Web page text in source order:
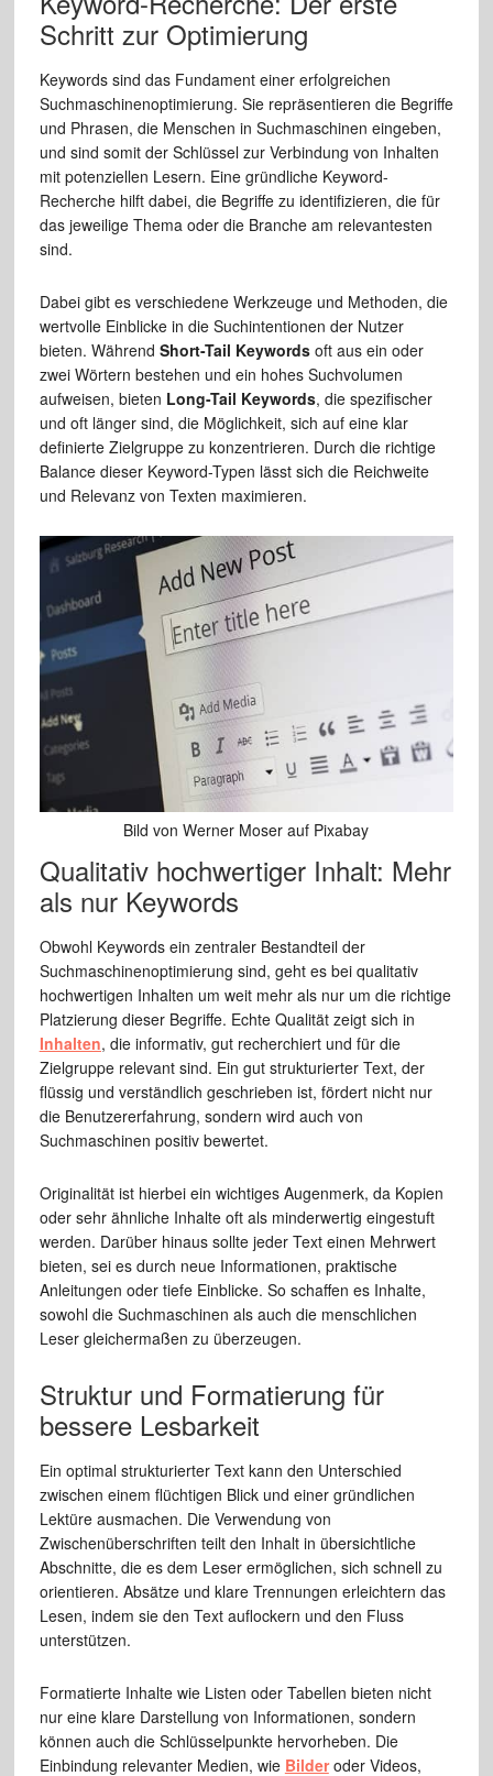
Schritt zur Optimierung
Keywords sind das Fundament einer erfolgreichen
Suchmaschinenoptimierung. Sie repräsentieren die Begriffe
und Phrasen, die Menschen in Suchmaschinen eingeben,
und sind somit der Schlüssel zur Verbindung von Inhalten
mit potenziellen Lesern. Eine gründliche Keyword-
Recherche hilft dabei, die Begriffe zu identifizieren, die für
das jeweilige Thema oder die Branche am relevantesten
sind.
Dabei gibt es verschiedene Werkzeuge und Methoden, die
wertvolle Einblicke in die Suchintentionen der Nutzer
bieten. Während Short-Tail Keywordsoft aus ein oder
zwei Wörtern bestehen und ein hohes Suchvolumen
aufweisen, bieten Long-Tail Keywords, die spezifischer
und oft länger sind, die Möglichkeit, sich auf eine klar
definierte Zielgruppe zu konzentrieren. Durch die richtige
Balance dieser Keyword-Typen lässt sich die Reichweite
und Relevanz von Texten maximieren.
Bild von Werner Moser auf Pixabay
Qualitativ hochwertiger Inhalt: Mehr
als nur Keywords
Obwohl Keywords ein zentraler Bestandteil der
Suchmaschinenoptimierung sind, geht es bei qualitativ
hochwertigen Inhalten um weit mehr als nur um die richtige
Platzierung dieser Begriffe. Echte Qualität zeigt sich in
Inhalten, die informativ, gut recherchiert und für die
Zielgruppe relevant sind. Ein gut strukturierter Text, der
flüssig und verständlich geschrieben ist, fördert nicht nur
die Benutzererfahrung, sondern wird auch von
Suchmaschinen positiv bewertet.
Originalität ist hierbei ein wichtiges Augenmerk, da Kopien
oder sehr ähnliche Inhalte oft als minderwertig eingestuft
werden. Darüber hinaus sollte jeder Text einen Mehrwert
bieten, sei es durch neue Informationen, praktische
Anleitungen oder tiefe Einblicke. So schaffen es Inhalte,
sowohl die Suchmaschinen als auch die menschlichen
Leser gleichermaßen zu überzeugen.
Struktur und Formatierung für
bessere Lesbarkeit
Ein optimal strukturierter Text kann den Unterschied
zwischen einem flüchtigen Blick und einer gründlichen
Lektüre ausmachen. Die Verwendung von
Zwischenüberschriften teilt den Inhalt in übersichtliche
Abschnitte, die es dem Leser ermöglichen, sich schnell zu
orientieren. Absätze und klare Trennungen erleichtern das
Lesen, indem sie den Text auflockern und den Fluss
unterstützen.
Formatierte Inhalte wie Listen oder Tabellen bieten nicht
nur eine klare Darstellung von Informationen, sondern
können auch die Schlüsselpunkte hervorheben. Die
Einbindung relevanter Medien, wie Bilderoder Videos,